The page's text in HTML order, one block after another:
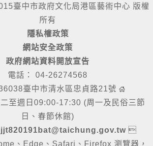
臺中市政府文化局港區藝術中心 版權
所有
隱私權政策
網站安全政策
政府網站資料開放宣告
電話： 04-26274568
臺中市清水區忠貞路21號
至週日09:00-17:30 (周一及民俗三節
日、春節休館)
jjt820191bat@taichung.gov.tw 
、Edge、Safari、Firefox 瀏覽器，